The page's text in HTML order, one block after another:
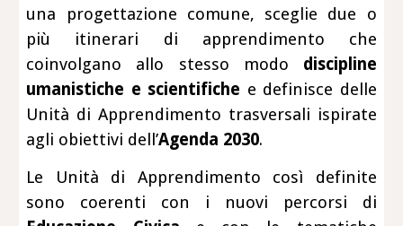
una progettazione comune, sceglie due o
più itinerari di apprendimento che
coinvolgano allo stesso modo discipline
umanistiche e scientifiche e definisce delle
Unità di Apprendimento trasversali ispirate
agli obiettivi dell’Agenda 2030.
Le Unità di Apprendimento così definite
sono coerenti con i nuovi percorsi di